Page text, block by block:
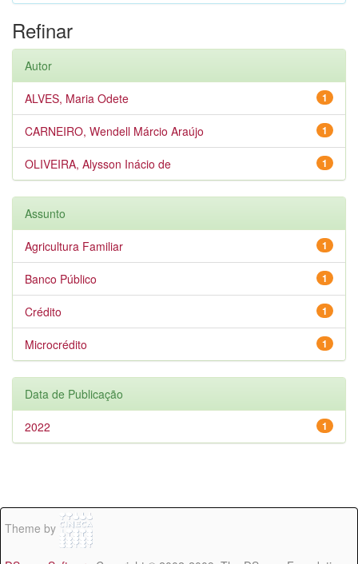
Refinar
Autor
1
ALVES, Maria Odete
1
CARNEIRO, Wendell Márcio Araújo
1
OLIVEIRA, Alysson Inácio de
Assunto
1
Agricultura Familiar
1
Banco Público
1
Crédito
1
Microcrédito
Data de Publicação
1
2022
Theme by